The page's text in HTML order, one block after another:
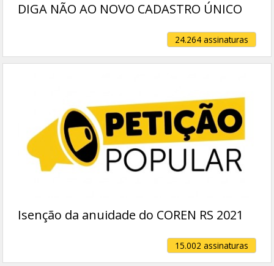
DIGA NÃO AO NOVO CADASTRO ÚNICO
24.264 assinaturas
Isenção da anuidade do COREN RS 2021
15.002 assinaturas